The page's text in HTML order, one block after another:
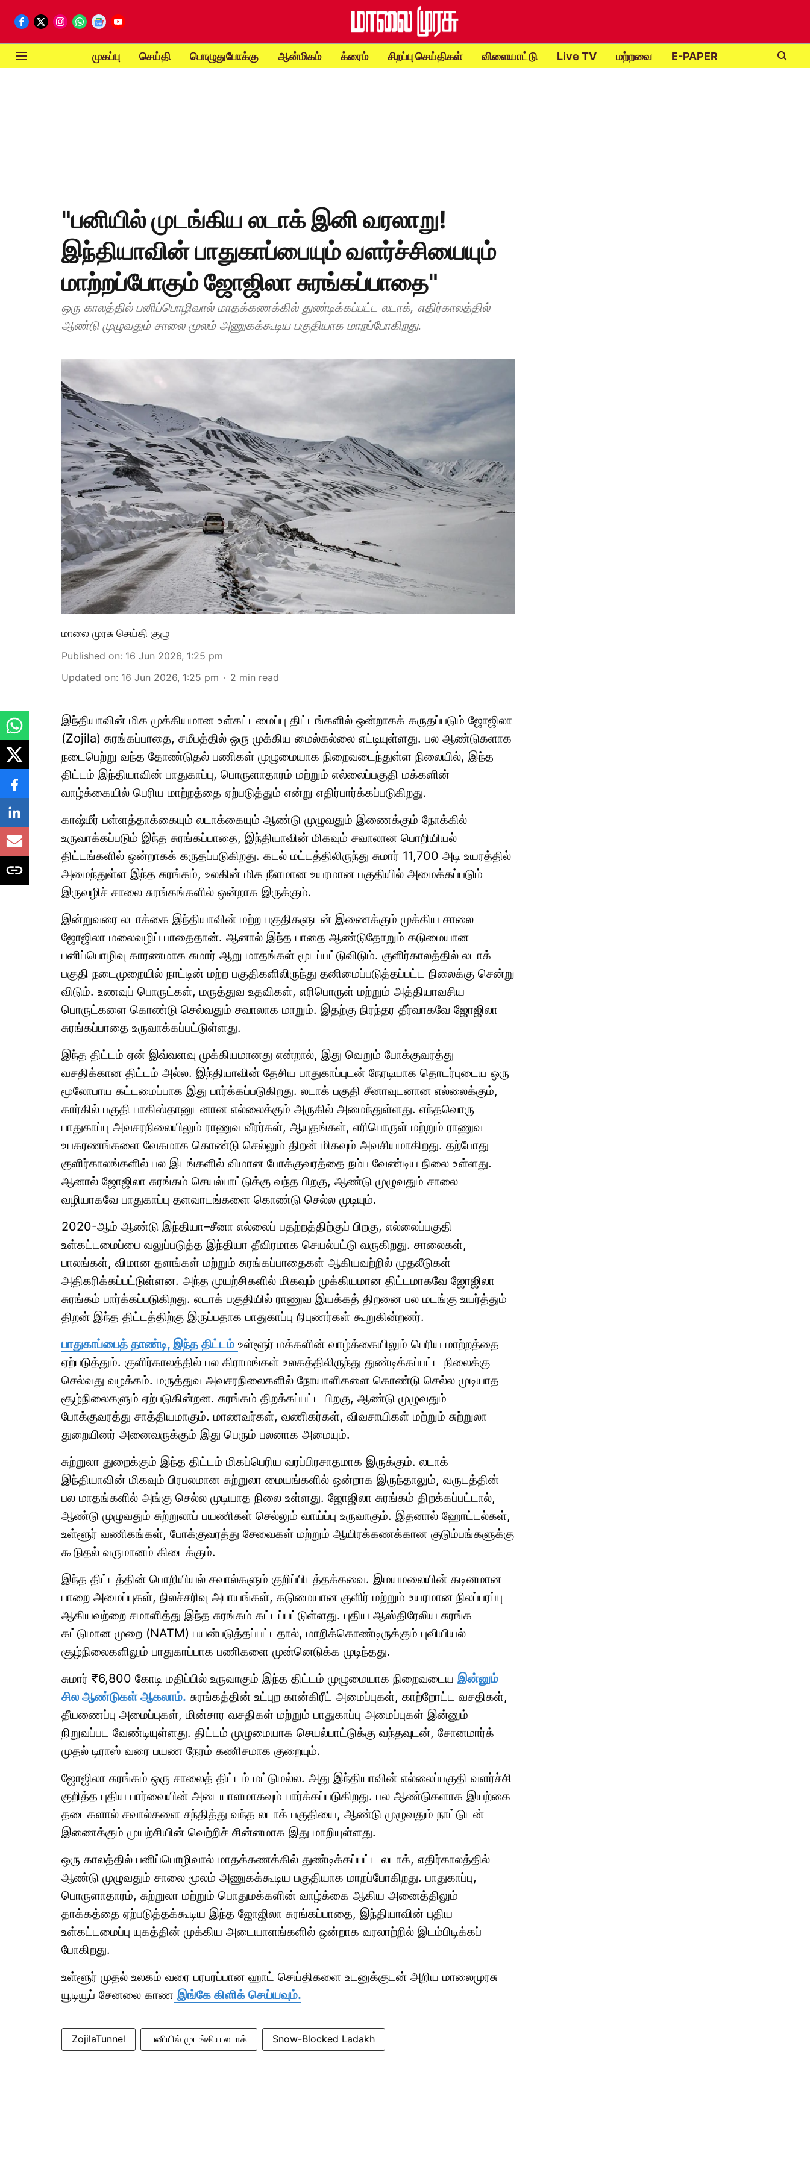
முகப்பு செய்தி பொழுதுபோக்கு ஆன்மிகம் க்ரைம் சிறப்பு செய்திகள் விளையாட்டு Live TV மற்றவை E-PAPER
"பனியில் முடங்கிய லடாக் இனி வரலாறு!
இந்தியாவின் பாதுகாப்பையும் வளர்ச்சியையும்
மாற்றப்போகும் ஜோஜிலா சுரங்கப்பாதை"
ஒரு காலத்தில் பனிப்பொழிவால் மாதக்கணக்கில் துண்டிக்கப்பட்ட லடாக், எதிர்காலத்தில்
ஆண்டு முழுவதும் சாலை மூலம் அணுகக்கூடிய பகுதியாக மாறப்போகிறது.
மாலை முரசு செய்தி குழு
Published on: 16 Jun 2026, 1:25 pm
Updated on: 16 Jun 2026, 1:25 pm 2 min read
இந்தியாவின் மிக முக்கியமான உள்கட்டமைப்பு திட்டங்களில் ஒன்றாகக் கருதப்படும் ஜோஜிலா
(Zojila) சுரங்கப்பாதை, சமீபத்தில் ஒரு முக்கிய மைல்கல்லை எட்டியுள்ளது. பல ஆண்டுகளாக
நடைபெற்று வந்த தோண்டுதல் பணிகள் முழுமையாக நிறைவடைந்துள்ள நிலையில், இந்த
திட்டம் இந்தியாவின் பாதுகாப்பு, பொருளாதாரம் மற்றும் எல்லைப்பகுதி மக்களின்
வாழ்க்கையில் பெரிய மாற்றத்தை ஏற்படுத்தும் என்று எதிர்பார்க்கப்படுகிறது.
காஷ்மீர் பள்ளத்தாக்கையும் லடாக்கையும் ஆண்டு முழுவதும் இணைக்கும் நோக்கில்
உருவாக்கப்படும் இந்த சுரங்கப்பாதை, இந்தியாவின் மிகவும் சவாலான பொறியியல்
திட்டங்களில் ஒன்றாகக் கருதப்படுகிறது. கடல் மட்டத்திலிருந்து சுமார் 11,700 அடி உயரத்தில்
அமைந்துள்ள இந்த சுரங்கம், உலகின் மிக நீளமான உயரமான பகுதியில் அமைக்கப்படும்
இருவழிச் சாலை சுரங்கங்களில் ஒன்றாக இருக்கும்.
இன்றுவரை லடாக்கை இந்தியாவின் மற்ற பகுதிகளுடன் இணைக்கும் முக்கிய சாலை
ஜோஜிலா மலைவழிப் பாதைதான். ஆனால் இந்த பாதை ஆண்டுதோறும் கடுமையான
பனிப்பொழிவு காரணமாக சுமார் ஆறு மாதங்கள் மூடப்பட்டுவிடும். குளிர்காலத்தில் லடாக்
பகுதி நடைமுறையில் நாட்டின் மற்ற பகுதிகளிலிருந்து தனிமைப்படுத்தப்பட்ட நிலைக்கு சென்று
விடும். உணவுப் பொருட்கள், மருத்துவ உதவிகள், எரிபொருள் மற்றும் அத்தியாவசிய
பொருட்களை கொண்டு செல்வதும் சவாலாக மாறும். இதற்கு நிரந்தர தீர்வாகவே ஜோஜிலா
சுரங்கப்பாதை உருவாக்கப்பட்டுள்ளது.
இந்த திட்டம் ஏன் இவ்வளவு முக்கியமானது என்றால், இது வெறும் போக்குவரத்து
வசதிக்கான திட்டம் அல்ல. இந்தியாவின் தேசிய பாதுகாப்புடன் நேரடியாக தொடர்புடைய ஒரு
மூலோபாய கட்டமைப்பாக இது பார்க்கப்படுகிறது. லடாக் பகுதி சீனாவுடனான எல்லைக்கும்,
கார்கில் பகுதி பாகிஸ்தானுடனான எல்லைக்கும் அருகில் அமைந்துள்ளது. எந்தவொரு
பாதுகாப்பு அவசரநிலையிலும் ராணுவ வீரர்கள், ஆயுதங்கள், எரிபொருள் மற்றும் ராணுவ
உபகரணங்களை வேகமாக கொண்டு செல்லும் திறன் மிகவும் அவசியமாகிறது. தற்போது
குளிர்காலங்களில் பல இடங்களில் விமான போக்குவரத்தை நம்ப வேண்டிய நிலை உள்ளது.
ஆனால் ஜோஜிலா சுரங்கம் செயல்பாட்டுக்கு வந்த பிறகு, ஆண்டு முழுவதும் சாலை
வழியாகவே பாதுகாப்பு தளவாடங்களை கொண்டு செல்ல முடியும்.
2020-ஆம் ஆண்டு இந்தியா–சீனா எல்லைப் பதற்றத்திற்குப் பிறகு, எல்லைப்பகுதி
உள்கட்டமைப்பை வலுப்படுத்த இந்தியா தீவிரமாக செயல்பட்டு வருகிறது. சாலைகள்,
பாலங்கள், விமான தளங்கள் மற்றும் சுரங்கப்பாதைகள் ஆகியவற்றில் முதலீடுகள்
அதிகரிக்கப்பட்டுள்ளன. அந்த முயற்சிகளில் மிகவும் முக்கியமான திட்டமாகவே ஜோஜிலா
சுரங்கம் பார்க்கப்படுகிறது. லடாக் பகுதியில் ராணுவ இயக்கத் திறனை பல மடங்கு உயர்த்தும்
திறன் இந்த திட்டத்திற்கு இருப்பதாக பாதுகாப்பு நிபுணர்கள் கூறுகின்றனர்.
பாதுகாப்பைத் தாண்டி, இந்த திட்டம் உள்ளூர் மக்களின் வாழ்க்கையிலும் பெரிய மாற்றத்தை
ஏற்படுத்தும். குளிர்காலத்தில் பல கிராமங்கள் உலகத்திலிருந்து துண்டிக்கப்பட்ட நிலைக்கு
செல்வது வழக்கம். மருத்துவ அவசரநிலைகளில் நோயாளிகளை கொண்டு செல்ல முடியாத
சூழ்நிலைகளும் ஏற்படுகின்றன. சுரங்கம் திறக்கப்பட்ட பிறகு, ஆண்டு முழுவதும்
போக்குவரத்து சாத்தியமாகும். மாணவர்கள், வணிகர்கள், விவசாயிகள் மற்றும் சுற்றுலா
துறையினர் அனைவருக்கும் இது பெரும் பலனாக அமையும்.
சுற்றுலா துறைக்கும் இந்த திட்டம் மிகப்பெரிய வரப்பிரசாதமாக இருக்கும். லடாக்
இந்தியாவின் மிகவும் பிரபலமான சுற்றுலா மையங்களில் ஒன்றாக இருந்தாலும், வருடத்தின்
பல மாதங்களில் அங்கு செல்ல முடியாத நிலை உள்ளது. ஜோஜிலா சுரங்கம் திறக்கப்பட்டால்,
ஆண்டு முழுவதும் சுற்றுலாப் பயணிகள் செல்லும் வாய்ப்பு உருவாகும். இதனால் ஹோட்டல்கள்,
உள்ளூர் வணிகங்கள், போக்குவரத்து சேவைகள் மற்றும் ஆயிரக்கணக்கான குடும்பங்களுக்கு
கூடுதல் வருமானம் கிடைக்கும்.
இந்த திட்டத்தின் பொறியியல் சவால்களும் குறிப்பிடத்தக்கவை. இமயமலையின் கடினமான
பாறை அமைப்புகள், நிலச்சரிவு அபாயங்கள், கடுமையான குளிர் மற்றும் உயரமான நிலப்பரப்பு
ஆகியவற்றை சமாளித்து இந்த சுரங்கம் கட்டப்பட்டுள்ளது. புதிய ஆஸ்திரேலிய சுரங்க
கட்டுமான முறை (NATM) பயன்படுத்தப்பட்டதால், மாறிக்கொண்டிருக்கும் புவியியல்
சூழ்நிலைகளிலும் பாதுகாப்பாக பணிகளை முன்னெடுக்க முடிந்தது.
சுமார் ₹6,800 கோடி மதிப்பில் உருவாகும் இந்த திட்டம் முழுமையாக நிறைவடைய இன்னும்
சில ஆண்டுகள் ஆகலாம். சுரங்கத்தின் உட்புற கான்கிரீட் அமைப்புகள், காற்றோட்ட வசதிகள்,
தீயணைப்பு அமைப்புகள், மின்சார வசதிகள் மற்றும் பாதுகாப்பு அமைப்புகள் இன்னும்
நிறுவப்பட வேண்டியுள்ளது. திட்டம் முழுமையாக செயல்பாட்டுக்கு வந்தவுடன், சோனமார்க்
முதல் டிராஸ் வரை பயண நேரம் கணிசமாக குறையும்.
ஜோஜிலா சுரங்கம் ஒரு சாலைத் திட்டம் மட்டுமல்ல. அது இந்தியாவின் எல்லைப்பகுதி வளர்ச்சி
குறித்த புதிய பார்வையின் அடையாளமாகவும் பார்க்கப்படுகிறது. பல ஆண்டுகளாக இயற்கை
தடைகளால் சவால்களை சந்தித்து வந்த லடாக் பகுதியை, ஆண்டு முழுவதும் நாட்டுடன்
இணைக்கும் முயற்சியின் வெற்றிச் சின்னமாக இது மாறியுள்ளது.
ஒரு காலத்தில் பனிப்பொழிவால் மாதக்கணக்கில் துண்டிக்கப்பட்ட லடாக், எதிர்காலத்தில்
ஆண்டு முழுவதும் சாலை மூலம் அணுகக்கூடிய பகுதியாக மாறப்போகிறது. பாதுகாப்பு,
பொருளாதாரம், சுற்றுலா மற்றும் பொதுமக்களின் வாழ்க்கை ஆகிய அனைத்திலும்
தாக்கத்தை ஏற்படுத்தக்கூடிய இந்த ஜோஜிலா சுரங்கப்பாதை, இந்தியாவின் புதிய
உள்கட்டமைப்பு யுகத்தின் முக்கிய அடையாளங்களில் ஒன்றாக வரலாற்றில் இடம்பிடிக்கப்
போகிறது.
உள்ளூர் முதல் உலகம் வரை பரபரப்பான ஹாட் செய்திகளை உடனுக்குடன் அறிய மாலைமுரசு
யூடியூப் சேனலை காண இங்கே கிளிக் செய்யவும்.
ZojilaTunnel பனியில் முடங்கிய லடாக் Snow-Blocked Ladakh